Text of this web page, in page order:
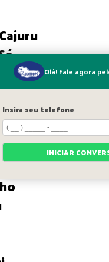
do Mato Dentro
Olá! Fale agora
Insira seu telefone
INICIAR